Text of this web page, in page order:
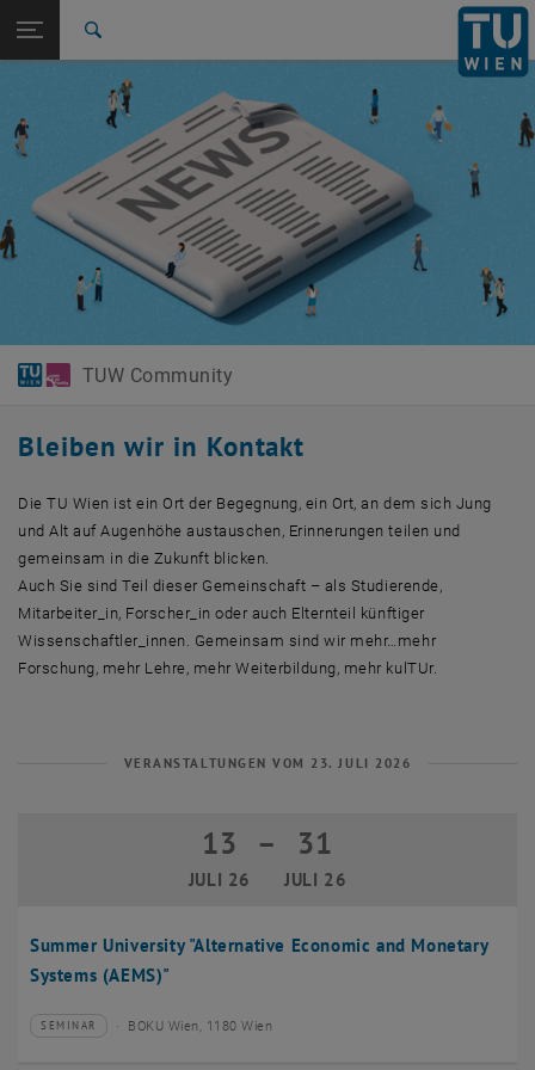
TU Login
Quicklinks
Quicklinks-Menü umschalten
Studium
International
Karriere
Zur 1. Menü Ebene
TUW Community
Zurück: Subseiten von TUW Community auflisten
Zurück zur letzten Ebene:
TUW Community
News & Events
TUW Community
Bleiben wir in Kontakt
Die TU Wien ist ein Ort der Begegnung, ein Ort, an dem sich Jung
und Alt auf Augenhöhe austauschen, Erinnerungen teilen und
gemeinsam in die Zukunft blicken.
Auch Sie sind Teil dieser Gemeinschaft – als Studierende,
Mitarbeiter_in, Forscher_in oder auch Elternteil künftiger
Wissenschaftler_innen. Gemeinsam sind wir mehr…mehr
Forschung, mehr Lehre, mehr Weiterbildung, mehr kulTUr.
VERANSTALTUNGEN VOM 23. JULI 2026
Summer University "Alternative Economic and Monetary
Systems (AEMS)"
13
JULI 26
13 Juli 2026 bis 31 Juli 2026
– 31
JULI 26
Veranstaltungstyp:
SEMINAR
Veranstaltungsort:BOKU Wien, 1180 Wien